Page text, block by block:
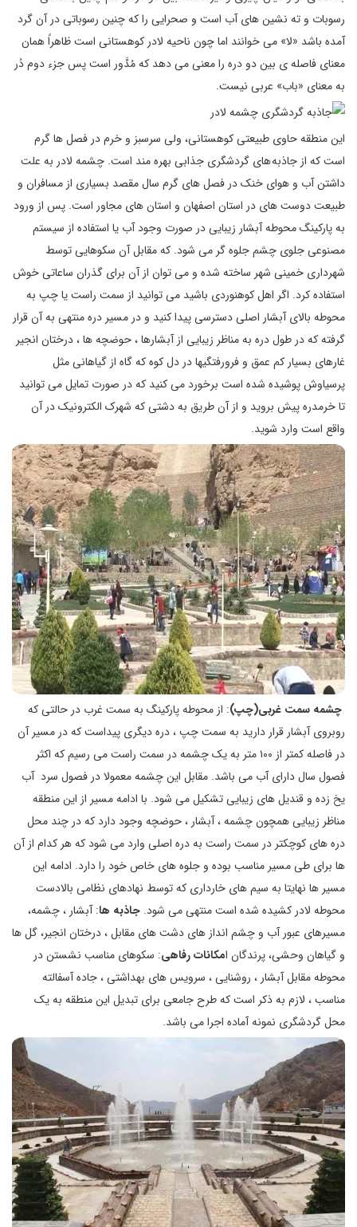
رسوبات و ته نشین های آب است و صحرایی را که چنین رسوباتی در آن گرد
آمده باشد «لا» می خوانند اما چون ناحیه لادر کوهستانی است ظاهراً همان
معنای فاصله ی بین دو دره را معنی می دهد که مُدَّور است پس جزء دوم دُر
به معنای «باب» عربی نیست.
این منطقه حاوی طبیعتی کوهستانی، ولی سرسبز و خرم در فصل ها گرم
است که از جاذبه های گردشگری جذابی بهره مند است. چشمه لادر به علت
داشتن آب و هوای خنک در فصل های گرم سال مقصد بسياری از مسافران و
طبیعت دوست های در استان اصفهان و استان های مجاور است. پس از ورود
به پارکینگ محوطه آبشار زیبایی در صورت وجود آب یا استفاده از سیستم
مصنوعی جلوی چشم جلوه گر می شود. که مقابل آن سکوهایی توسط
شهرداری خمینی شهر ساخته شده و می توان از آن برای گذران ساعاتی خوش
استفاده کرد. اگر اهل کوهنوردی باشید می توانید از سمت راست یا چپ به
محوطه بالای آبشار اصلی دسترسی پیدا کنید و در مسیر دره منتهی به آن قرار
گرفته که در طول دره به مناظر زیبایی از آبشارها ، حوضچه ها ، درختان انجیر
غارهای بسیار کم عمق و فرورفتگیها در دل کوه که گاه از گیاهانی مثل
پرسیاوش پوشیده شده است برخورد می کنید که در صورت تمایل می توانید
تا خرمدره پیش بروید و از آن طریق به دشتی که شهرک الکترونیک در آن
واقع است وارد شوید.
چشمه سمت غربی(چپ): از محوطه پارکینگ به سمت غرب در حالتی که
روبروی آبشار قرار دارید به سمت چپ ، دره دیگری پیداست که در مسیر آن
در فاصله کمتر از ۱۰۰ متر به یک چشمه در سمت راست می رسیم که اکثر
فصول سال دارای آب می باشد. مقابل این چشمه معمولا در فصول سرد آب
یخ زده و قندیل های زیبایی تشکیل می شود. با ادامه مسیر از این منطقه
مناظر زیبایی همچون چشمه ، آبشار ، حوضچه وجود دارد که در چند محل
دره های کوچکتر در سمت راست به دره اصلی وارد می شود که هر کدام از آن
ها برای طی مسیر مناسب بوده و جلوه های خاص خود را دارد. ادامه این
مسیر ها نهایتا به سیم های خارداری که توسط نهادهای نظامی بالادست
محوطه لادر کشیده شده است منتهی می شود. جاذبه ها: آبشار ، چشمه،
مسیرهای عبور آب و چشم انداز های دشت های مقابل ، درختان انجیر، گل ها
و گیاهان وحشی، پرندگان امکانات رفاهی: سکوهای مناسب نشستن در
محوطه مقابل آبشار ، روشنایی ، سرویس های بهداشتی ، جاده آسفالته
مناسب ، لازم به ذکر است که طرح جامعی برای تبدیل این منطقه به یک
محل گردشگری نمونه آماده اجرا می باشد.